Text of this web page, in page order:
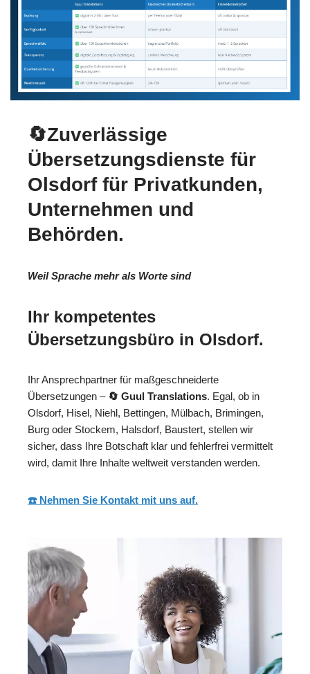
🔄Zuverlässige
Übersetzungsdienste für
Olsdorf für Privatkunden,
Unternehmen und
Behörden.
Weil Sprache mehr als Worte sind
Ihr kompetentes
Übersetzungsbüro in Olsdorf.
Ihr Ansprechpartner für maßgeschneiderte
Übersetzungen – 🔄 Guul Translations. Egal, ob in
Olsdorf, Hisel, Niehl, Bettingen, Mülbach, Brimingen,
Burg oder Stockem, Halsdorf, Baustert, stellen wir
sicher, dass Ihre Botschaft klar und fehlerfrei vermittelt
wird, damit Ihre Inhalte weltweit verstanden werden.
☎️ Nehmen Sie Kontakt mit uns auf.